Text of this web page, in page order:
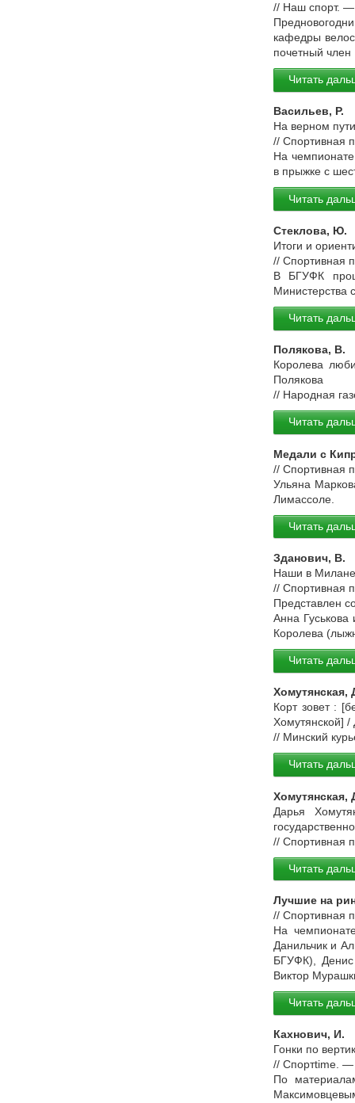
// Наш спорт.
кафедры
почетный
Читать
Васильев, Р.
На верном
//
На
в прыжке с
Читать
Стеклова, Ю.
Итоги и
//
В БГУФК
Министерства
Читать
Полякова, В.
Королева
Полякова
// Народная
Читать
Медали с
//
Ульяна
Лимассоле.
Читать
Зданович, В.
Наши в
//
Представлен
Анна
Королева
Читать
Хомутянская,
Корт зовет :
Хомутянской] /
// Минский
Читать
Хомутянская,
Дарья
//
Читать
Лучшие на
//
На
Данильчик и
БГУФК), Денис
Виктор
Читать
Кахнович, И.
Гонки по
// Спортtime.
По